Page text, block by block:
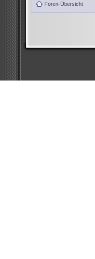
Foren-Übersicht